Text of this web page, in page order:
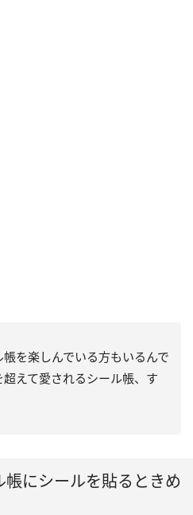
を楽しんでいる方もいるんで
えて愛されるシール帳、す
にシールを貼るときめ